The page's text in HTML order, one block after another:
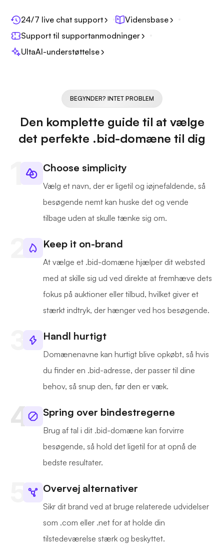
24/7 live chat support
Vidensbase
Support til supportanmodninger
UltaAI-understøttelse
BEGYNDER? INTET PROBLEM
Den komplette guide til at vælge
det perfekte .bid-domæne til dig
Choose simplicity
Vælg et navn, der er ligetil og iøjnefaldende, så
besøgende nemt kan huske det og vende
tilbage uden at skulle tænke sig om.
Keep it on-brand
At vælge et .bid-domæne hjælper dit websted
med at skille sig ud ved direkte at fremhæve dets
fokus på auktioner eller tilbud, hvilket giver et
stærkt indtryk, der hænger ved hos besøgende.
Handl hurtigt
Domænenavne kan hurtigt blive opkøbt, så hvis
du finder en .bid-adresse, der passer til dine
behov, så snup den, før den er væk.
Spring over bindestregerne
Brug af tal i dit .bid-domæne kan forvirre
besøgende, så hold det ligetil for at opnå de
bedste resultater.
Overvej alternativer
Sikr dit brand ved at bruge relaterede udvidelser
som .com eller .net for at holde din
tilstedeværelse stærk og beskyttet.